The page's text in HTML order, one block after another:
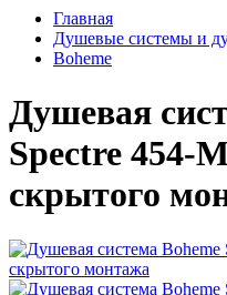
Главная
Душевые системы и
Boheme
Душевая
Spectre 454-
скрытого